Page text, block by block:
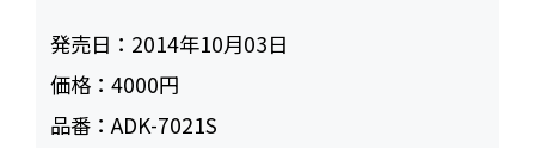
発売日： 2014年10月03日
価格：4000円
品番：ADK-7021S